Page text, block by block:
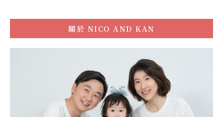
關於 NICO AND KAN